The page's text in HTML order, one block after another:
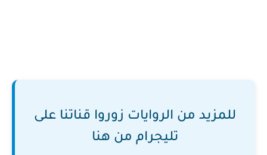
للمزيد من الروايات زوروا قناتنا على
تليجرام من هنا